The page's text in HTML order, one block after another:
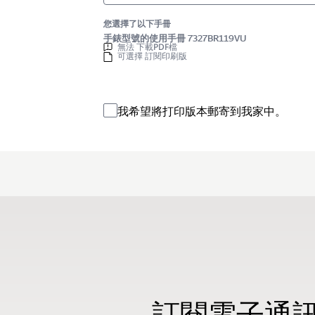
您選擇了以下手冊
手錶型號的使用手冊 7327BR119VU
無法 下載PDF檔
可選擇 訂閱印刷版
我希望將打印版本郵寄到我家中。